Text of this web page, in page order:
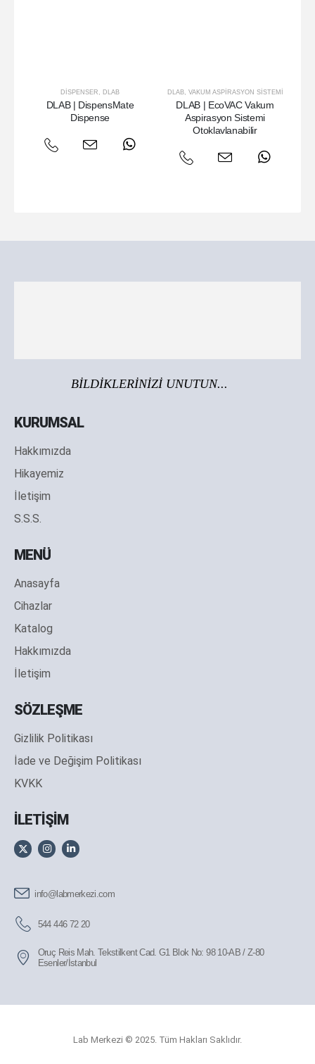
DISPENSER , DLAB
DLAB | DispensMate
Dispense
DLAB, VAKUM ASPIRASYON SISTEMI
DLAB | EcoVAC Vakum
Aspirasyon Sistemi
Otoklavlanabilir
BİLDİKLERİNİZİ UNUTUN...
KURUMSAL
Hakkımızda
Hikayemiz
İletişim
S.S.S.
MENÜ
Anasayfa
Cihazlar
Katalog
Hakkımızda
İletişim
SÖZLEŞME
Gizlilik Politikası
İade ve Değişim Politikası
KVKK
İLETİŞİM
info@labmerkezi.com
544 446 72 20
Oruç Reis Mah. Tekstilkent Cad. G1 Blok No: 98 10-AB / Z-80
Esenler/İstanbul
Lab Merkezi © 2025. Tüm Hakları Saklıdır.